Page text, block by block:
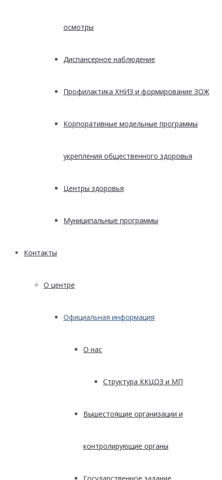
осмотры
Диспансерное наблюдение
Профилактика ХНИЗ и формирование ЗОЖ
Корпоративные модельные программы
укрепления общественного здоровья
Центры здоровья
Муниципальные программы
Контакты
О центре
Официальная информация
О нас
Структура ККЦОЗ и МП
Вышестоящие организации и
контролирующие органы